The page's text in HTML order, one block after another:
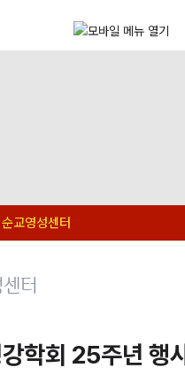
순교영성센터
터
학회 25주년 행